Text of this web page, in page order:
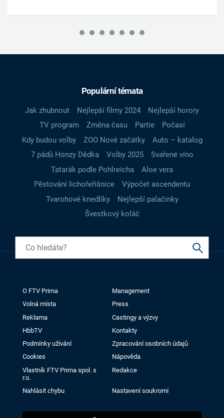
Populární témata
Jak zhubnout Nejlepší filmy 2024
Nejlepší horory
TV program
Změna času Partie
Počasí
Kdy budou volby
ZOO Nové začátky
Auto – katalog
7 pádů Honzy Dědka
Volby 2025
Svařené víno
Tatarák podle Pohlreicha
Aloe vera
Pěstování lichořeřišnice
Výpočet ascendentu
Tvarohové knedlíky
Nejlepší palačinky
Švestkový koláč
O FTV Prima
Management
Volná místa
Press
Reklama
Castingy a výzvy
HbbTV
Kontakty
Podmínky užívání
Zpracování osobních údajů
Cookies
Nápověda
Vlastník FTV Prima spol. s
r.o.
Redakce
Nahlásit chybu Nastavení soukromí